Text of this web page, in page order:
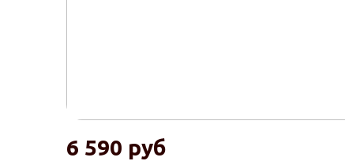
6 590 руб